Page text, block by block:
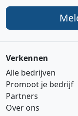
Verkennen
Alle bedrijven
Promoot je bedrijf
Partners
Over ons